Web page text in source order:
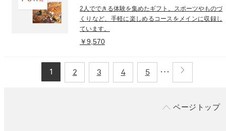
2人でできる体験を集めたギフト。スポーツやものづ
くりなど、手軽に楽しめるコースをメインに収録し
ています。
￥9,570
1 2 3 4 5
ページトップ